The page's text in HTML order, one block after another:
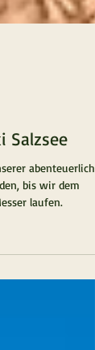
Salzsee
laufen.